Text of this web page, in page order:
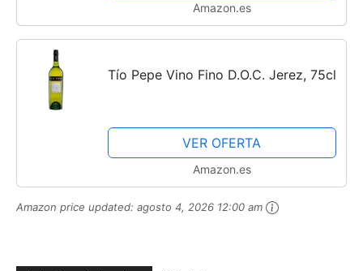
Amazon.es
Tío Pepe Vino Fino D.O.C. Jerez, 75cl
VER OFERTA
Amazon.es
Amazon price updated: agosto 4, 2026 12:00 am